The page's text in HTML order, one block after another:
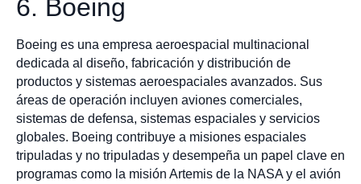
6. Boeing
Boeing es una empresa aeroespacial multinacional
dedicada al diseño, fabricación y distribución de
productos y sistemas aeroespaciales avanzados. Sus
áreas de operación incluyen aviones comerciales,
sistemas de defensa, sistemas espaciales y servicios
globales. Boeing contribuye a misiones espaciales
tripuladas y no tripuladas y desempeña un papel clave en
programas como la misión Artemis de la NASA y el avión